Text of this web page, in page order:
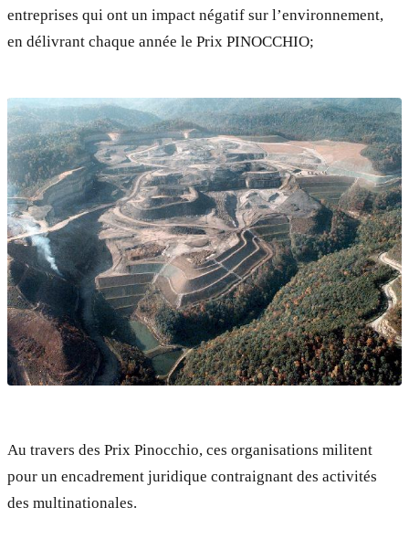
entreprises qui ont un impact négatif sur l’environnement,
en délivrant chaque année le Prix PINOCCHIO;
Au travers des Prix Pinocchio, ces organisations militent
pour un encadrement juridique contraignant des activités
des multinationales.